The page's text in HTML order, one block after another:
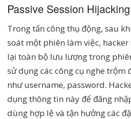
Passive Session Hijacking
Trong tấn công thụ động, sau
soát một phiên làm việc,
lại toàn bộ lưu lượng trong
sử dụng các công cụ nghe trộm
như username, password.
dụng thông tin này để đăng
dùng hợp lệ và tận hưởng các